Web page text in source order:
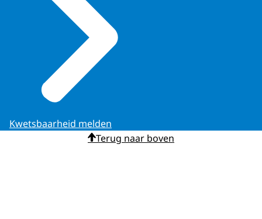
Kwetsbaarheid melden
Terug naar boven